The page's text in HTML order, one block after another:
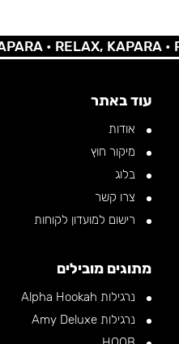
•RELAX, KAPARA •
עוד באתר
אודות
מיקור חוץ
בלוג
צרו קשר
רישום למועדון לקוחות
מתוגים מובילים
נרגילות Alpha Hookah
נרגילות Amy Deluxe